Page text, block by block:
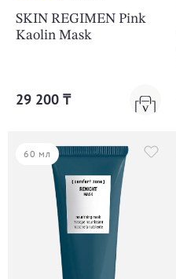
SKIN REGIMEN Pink
Kaolin Mask
29 200 ₸
60 мл